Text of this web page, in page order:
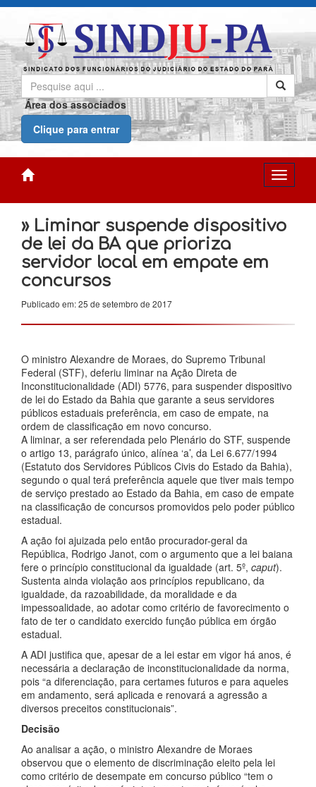
Área dos associados
Clique para entrar
» Liminar suspende dispositivo
de lei da BA que prioriza
servidor local em empate em
concursos
Publicado em: 25 de setembro de 2017
O ministro Alexandre de Moraes, do Supremo Tribunal
Federal (STF), deferiu liminar na Ação Direta de
Inconstitucionalidade (ADI) 5776, para suspender dispositivo
de lei do Estado da Bahia que garante a seus servidores
públicos estaduais preferência, em caso de empate, na
ordem de classificação em novo concurso.
A liminar, a ser referendada pelo Plenário do STF, suspende
o artigo 13, parágrafo único, alínea ‘a’, da Lei 6.677/1994
(Estatuto dos Servidores Públicos Civis do Estado da Bahia),
segundo o qual terá preferência aquele que tiver mais tempo
de serviço prestado ao Estado da Bahia, em caso de empate
na classificação de concursos promovidos pelo poder público
estadual.
A ação foi ajuizada pelo então procurador-geral da
República, Rodrigo Janot, com o argumento que a lei baiana
fere o princípio constitucional da igualdade (art. 5º, caput).
Sustenta ainda violação aos princípios republicano, da
igualdade, da razoabilidade, da moralidade e da
impessoalidade, ao adotar como critério de favorecimento o
fato de ter o candidato exercido função pública em órgão
estadual.
A ADI justifica que, apesar de a lei estar em vigor há anos, é
necessária a declaração de inconstitucionalidade da norma,
pois “a diferenciação, para certames futuros e para aqueles
em andamento, será aplicada e renovará a agressão a
diversos preceitos constitucionais”.
Decisão
Ao analisar a ação, o ministro Alexandre de Moraes
observou que o elemento de discriminação eleito pela lei
como critério de desempate em concurso público “tem o